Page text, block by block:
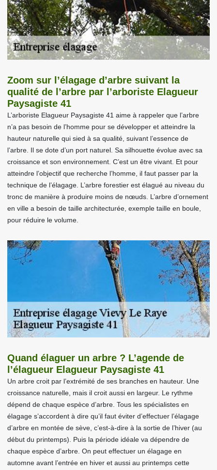
Zoom sur l’élagage d’arbre suivant la
qualité de l’arbre par l’arboriste Elagueur
Paysagiste 41
L’arboriste Elagueur Paysagiste 41 aime à rappeler que l’arbre
n’a pas besoin de l’homme pour se développer et atteindre la
hauteur naturelle qui sied à sa qualité, suivant l’essence de
l’arbre. Il se dote d’un port naturel. Sa silhouette évolue avec sa
croissance et son environnement. C’est un être vivant. Et pour
atteindre l’objectif que recherche l’homme, il faut passer par la
technique de l’élagage. L’arbre forestier est élagué au niveau du
tronc de manière à produire moins de nœuds. L’arbre d’ornement
en ville a besoin de taille architecturée, exemple taille en boule,
pour réduire le volume.
Quand élaguer un arbre ? L’agende de
l’élagueur Elagueur Paysagiste 41
Un arbre croit par l’extrémité de ses branches en hauteur. Une
croissance naturelle, mais il croit aussi en largeur. Le rythme
dépend de chaque espèce d’arbre. Tous les spécialistes en
élagage s’accordent à dire qu’il faut éviter d’effectuer l’élagage
d’arbre en montée de sève, c’est-à-dire à la sortie de l’hiver (au
début du printemps). Puis la période idéale va dépendre de
chaque espèce d’arbre. On peut effectuer un élagage en
automne avant l’entrée en hiver et aussi au printemps cette